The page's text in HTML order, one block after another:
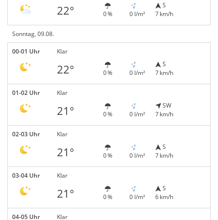
22° 0 % 0 l/m²
S
7 km/h
Sonntag, 09.08.
00-01 Uhr Klar
22° 0 % 0 l/m²
S
7 km/h
01-02 Uhr Klar
21° 0 % 0 l/m²
SW
7 km/h
02-03 Uhr Klar
21° 0 % 0 l/m²
S
7 km/h
03-04 Uhr Klar
21° 0 % 0 l/m²
S
6 km/h
04-05 Uhr Klar